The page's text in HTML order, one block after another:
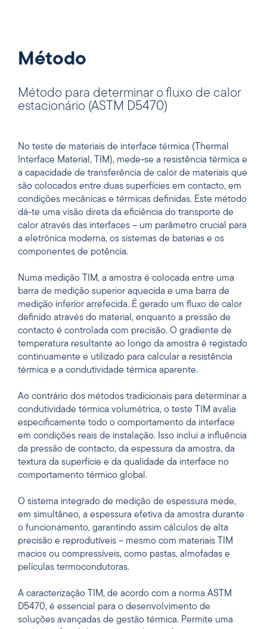
Método
Método para determinar o fluxo de calor
estacionário (ASTM D5470)
No teste de materiais de interface térmica (Thermal
Interface Material, TIM), mede-se a resistência térmica e
a capacidade de transferência de calor de materiais que
são colocados entre duas superfícies em contacto, em
condições mecânicas e térmicas definidas. Este método
dá-te uma visão direta da eficiência do transporte de
calor através das interfaces – um parâmetro crucial para
a eletrónica moderna, os sistemas de baterias e os
componentes de potência.
Numa medição TIM, a amostra é colocada entre uma
barra de medição superior aquecida e uma barra de
medição inferior arrefecida. É gerado um fluxo de calor
definido através do material, enquanto a pressão de
contacto é controlada com precisão. O gradiente de
temperatura resultante ao longo da amostra é registado
continuamente e utilizado para calcular a resistência
térmica e a condutividade térmica aparente.
Ao contrário dos métodos tradicionais para determinar a
condutividade térmica volumétrica, o teste TIM avalia
especificamente todo o comportamento da interface
em condições reais de instalação. Isso inclui a influência
da pressão de contacto, da espessura da amostra, da
textura da superfície e da qualidade da interface no
comportamento térmico global.
O sistema integrado de medição de espessura mede,
em simultâneo, a espessura efetiva da amostra durante
o funcionamento, garantindo assim cálculos de alta
precisão e reprodutíveis – mesmo com materiais TIM
macios ou compressíveis, como pastas, almofadas e
películas termocondutoras.
A caracterização TIM, de acordo com a norma ASTM
D5470, é essencial para o desenvolvimento de
soluções avançadas de gestão térmica. Permite uma